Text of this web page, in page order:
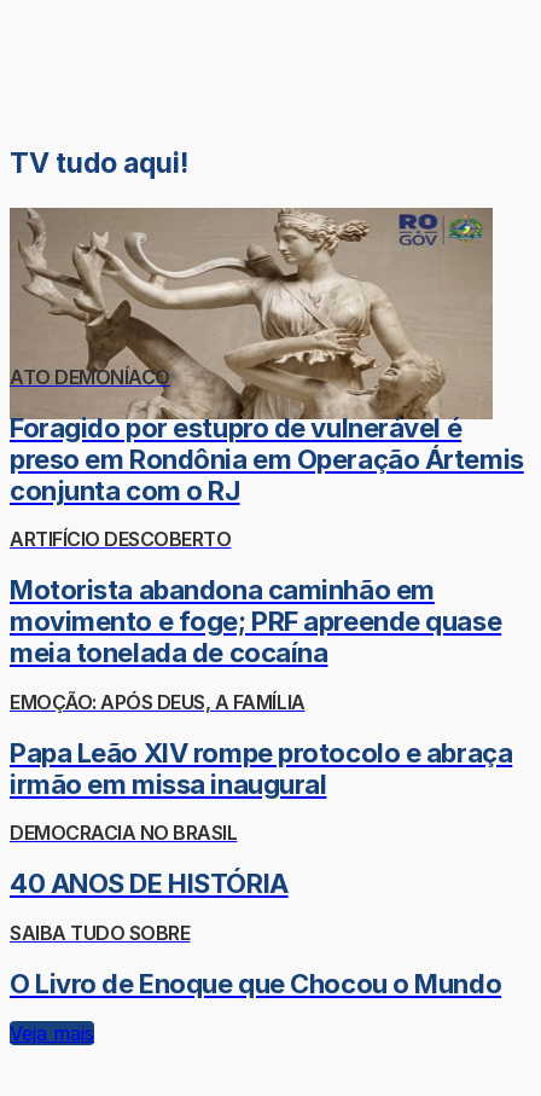
TV tudo aqui!
ATO DEMONÍACO
Foragido por estupro de vulnerável é
preso em Rondônia em Operação Ártemis
conjunta com o RJ
ARTIFÍCIO DESCOBERTO
Motorista abandona caminhão em
movimento e foge; PRF apreende quase
meia tonelada de cocaína
EMOÇÃO: APÓS DEUS, A FAMÍLIA
Papa Leão XIV rompe protocolo e abraça
irmão em missa inaugural
DEMOCRACIA NO BRASIL
40 ANOS DE HISTÓRIA
SAIBA TUDO SOBRE
O Livro de Enoque que Chocou o Mundo
Veja mais